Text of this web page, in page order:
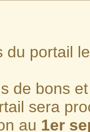
du portail
de bons
sera
au 1er